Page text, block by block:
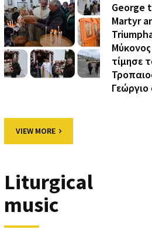
George
Martyr
τίμησε
VIEW MORE
Liturgical
music